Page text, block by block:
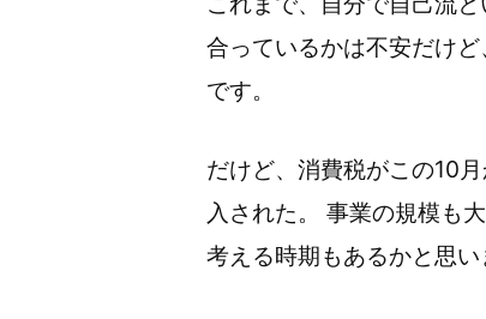
合っているかは不安だけ
です。
だけど、消費税がこの10
入された。 事業の規模も
考える時期もあるかと思い